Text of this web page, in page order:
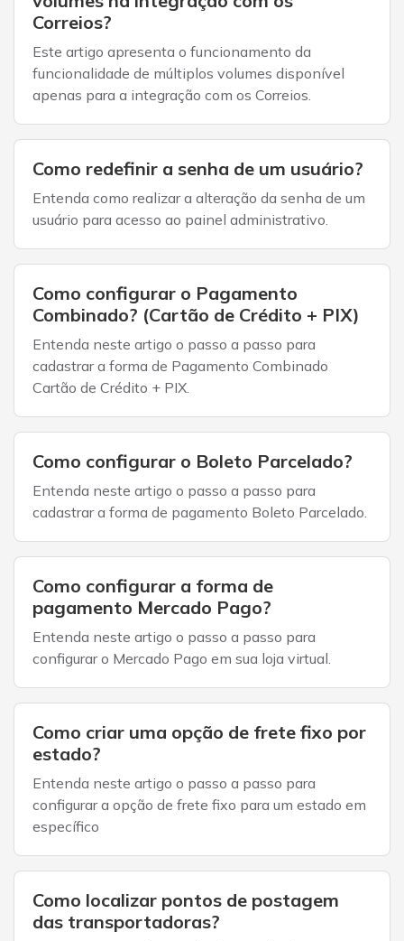
Correios?
Este artigo apresenta o funcionamento da
funcionalidade de múltiplos volumes disponível
apenas para a integração com os Correios.
Como redefinir a senha de um usuário?
Entenda como realizar a alteração da senha de um
usuário para acesso ao painel administrativo.
Como configurar o Pagamento
Combinado? (Cartão de Crédito + PIX)
Entenda neste artigo o passo a passo para
cadastrar a forma de Pagamento Combinado
Cartão de Crédito + PIX.
Como configurar o Boleto Parcelado?
Entenda neste artigo o passo a passo para
cadastrar a forma de pagamento Boleto Parcelado.
Como configurar a forma de
pagamento Mercado Pago?
Entenda neste artigo o passo a passo para
configurar o Mercado Pago em sua loja virtual.
Como criar uma opção de frete fixo por
estado?
Entenda neste artigo o passo a passo para
configurar a opção de frete fixo para um estado em
específico
Como localizar pontos de postagem
das transportadoras?